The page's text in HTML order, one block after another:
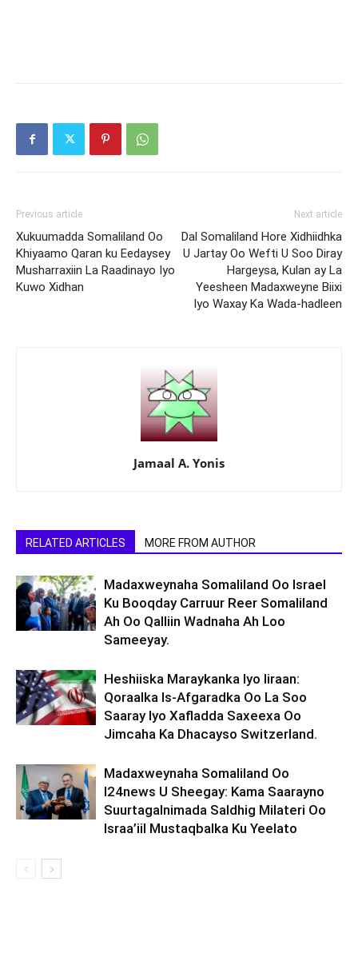
Previous article
Xukuumadda Somaliland Oo
Khiyaamo Qaran ku Eedaysey
Musharraxiin La Raadinayo Iyo
Kuwo Xidhan
Next article
Dal Somaliland Hore Xidhiidhka
U Jartay Oo Wefti U Soo Diray
Hargeysa, Kulan ay La
Yeesheen Madaxweyne Biixi
Iyo Waxay Ka Wada-hadleen
Jamaal A. Yonis
RELATED ARTICLES MORE FROM AUTHOR
Madaxweynaha Somaliland Oo Israel
Ku Booqday Carruur Reer Somaliland
Ah Oo Qalliin Wadnaha Ah Loo
Sameeyay.
Heshiiska Maraykanka Iyo Iiraan:
Qoraalka Is-Afgaradka Oo La Soo
Saaray Iyo Xafladda Saxeexa Oo
Jimcaha Ka Dhacayso Switzerland.
Madaxweynaha Somaliland Oo
I24news U Sheegay: Kama Saarayno
Suurtagalnimada Saldhig Milateri Oo
Israa’iil Mustaqbalka Ku Yeelato